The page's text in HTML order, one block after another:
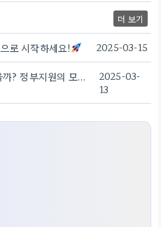
더 보기
로 시작하세요! 2025-03-15
청년사업자대출, 나도 받을 수 있을까? 정부지원의 모든 것!
2025-03-
13